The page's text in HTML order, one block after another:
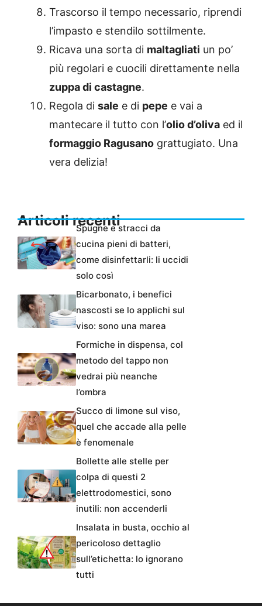
Trascorso il tempo necessario, riprendi
l’impasto e stendilo sottilmente.
Ricava una sorta di maltagliati un po’
più regolari e cuocili direttamente nella
zuppa di castagne.
Regola di sale e di pepe e vai a
mantecare il tutto con l’olio d’oliva ed il
formaggio Ragusano grattugiato. Una
vera delizia!
Articoli recenti
Spugne e stracci da
cucina pieni di batteri,
come disinfettarli: li uccidi
solo così
Bicarbonato, i benefici
nascosti se lo applichi sul
viso: sono una marea
Formiche in dispensa, col
metodo del tappo non
vedrai più neanche
l’ombra
Succo di limone sul viso,
quel che accade alla pelle
è fenomenale
Bollette alle stelle per
colpa di questi 2
elettrodomestici, sono
inutili: non accenderli
Insalata in busta, occhio al
pericoloso dettaglio
sull’etichetta: lo ignorano
tutti